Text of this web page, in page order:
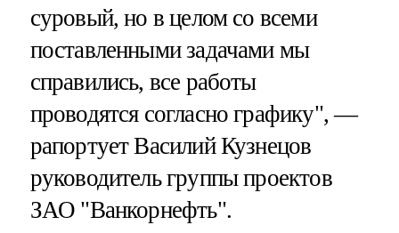
суровый, но в целом со всеми
поставленными задачами мы
справились, все работы
проводятся согласно графику", —
рапортует Василий Кузнецов
руководитель группы проектов
ЗАО "Ванкорнефть".